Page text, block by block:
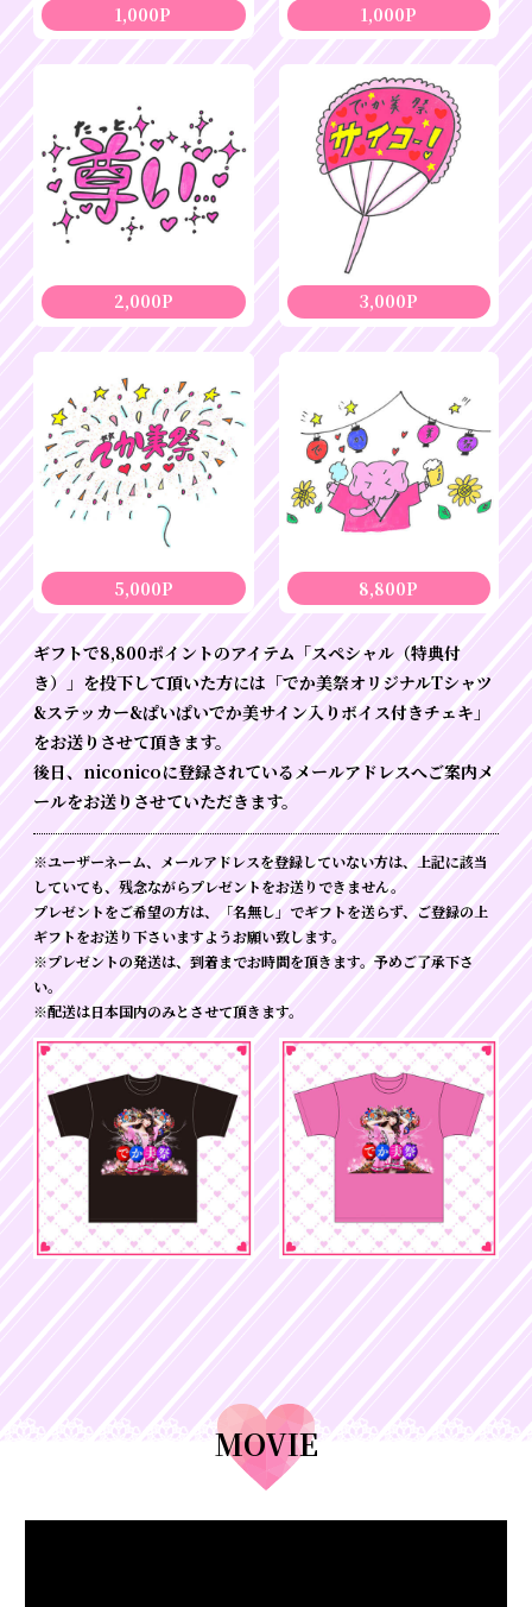
1,000P 1,000P
2,000P 3,000P
5,000P 8,800P
ギフトで8,800ポイントのアイテム「スペシャル（特典付
き）」を投下して頂いた方には「でか美祭オリジナルTシャツ
&ステッカー&ぱいぱいでか美サイン入りボイス付きチェキ」
をお送りさせて頂きます。
後日、niconicoに登録されているメールアドレスへご案内メ
ールをお送りさせていただきます。
※ユーザーネーム、メールアドレスを登録していない方は、上記に該当
していても、残念ながらプレゼントをお送りできません。
プレゼントをご希望の方は、「名無し」でギフトを送らず、ご登録の上
ギフトをお送り下さいますようお願い致します。
※プレゼントの発送は、到着までお時間を頂きます。予めご了承下さ
い。
※配送は日本国内のみとさせて頂きます。
MOVIE